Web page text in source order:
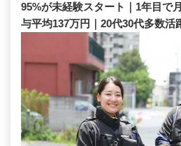
95%が未経験スタート｜1年目で
与平均137万円｜20代30代多数活